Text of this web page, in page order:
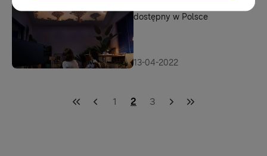
dostępny w Polsce
13-04-2022
1 2 3